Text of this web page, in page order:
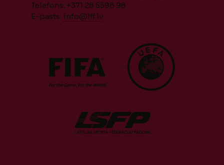
Telefons: +371 28 5598 98
E-pasts: info@lff.lv